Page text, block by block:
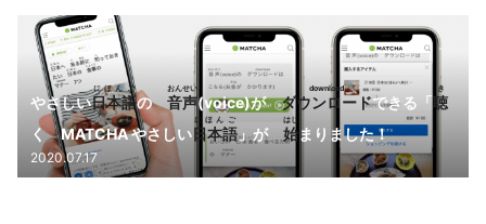
やさしい日本語
にほんご
の 音声
おんせい
(voice)がダウンロード
download
できる「聴
き
く MATCHA やさしい日本語
にほんご
」が 始
はじ
まりました！
2020.07.17